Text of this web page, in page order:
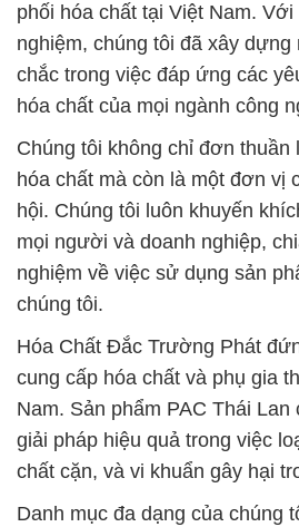
phối hóa chất tại Việt Nam.
nghiệm, chúng tôi đã xây
chắc trong việc đáp ứng các
hóa chất của mọi ngành công
Chúng tôi không chỉ đơn thuần
hóa chất mà còn là một đơn vị
hội. Chúng tôi luôn khuyến
mọi người và doanh nghiệp,
nghiệm về việc sử dụng sản
chúng tôi.
Hóa Chất Đắc Trường Phát
cung cấp hóa chất và phụ gia
Nam. Sản phẩm PAC Thái Lan
giải pháp hiệu quả trong việc
chất cặn, và vi khuẩn gây hại
Danh mục đa dạng của chúng